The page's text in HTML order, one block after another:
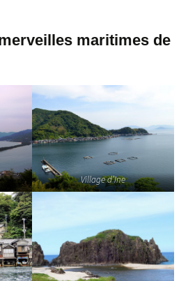
maritimes de
Village d’Ine